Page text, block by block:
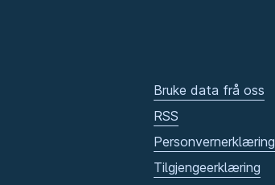
Bruke data frå oss
RSS
Personvernerklæring
Tilgjengeerklæring